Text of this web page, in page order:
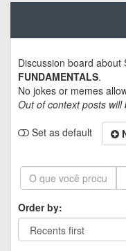
Discussion board about
FUNDAMENTALS.
No jokes or memes
Out of context posts will
Set as default
Order by: